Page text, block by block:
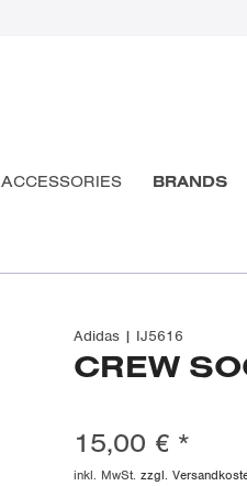
ACCESSORIES BRANDS
Adidas | IJ5616
CREW
15,00 € *
inkl. MwSt.zzgl.